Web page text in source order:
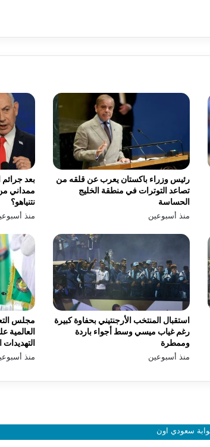
بعد
ممداني من
نتنياهو؟
منذ
رئيس وزراء باكستان يعرب عن قلقه من
تصاعد التوترات في منطقة الخليج
الحساسة
منذ أسبوعين
مجلس
التهديدات
منذ
استقبال المنتخب الأرجنتيني بحفاوة كبيرة
رغم غياب ميسي وسط أجواء باردة
وممطرة
منذ أسبوعين